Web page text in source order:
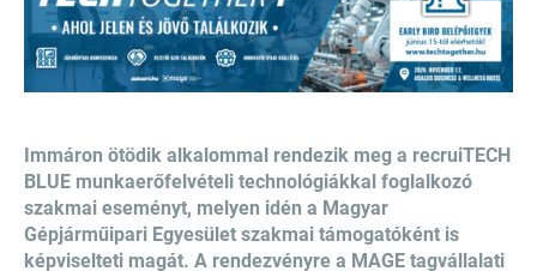
Immáron ötödik alkalommal rendezik meg a recruiTECH
BLUE munkaerőfelvételi technológiákkal foglalkozó
szakmai eseményt, melyen idén a Magyar
Gépjárműipari Egyesület szakmai támogatóként is
képviselteti magát. A rendezvényre a MAGE tagvállalati